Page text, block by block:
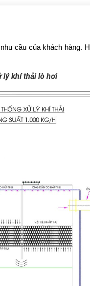
cầu của khách hàng.
lý khí thải lò hơi